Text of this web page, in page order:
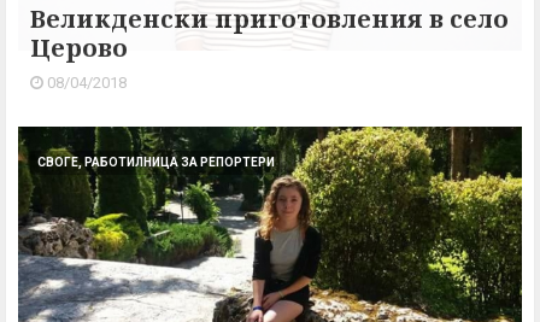
Великденски приготовления в село
Церово
08/04/2018
СВОГЕ, РАБОТИЛНИЦА ЗА РЕПОРТЕРИ